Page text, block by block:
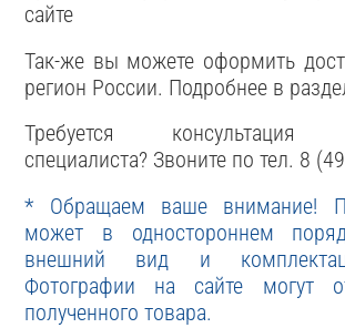
сайте
Так-же вы можете оформить
регион России. Подробнее в
Требуется консультация
специалиста? Звоните по тел. 8
* Обращаем ваше внимание!
может в одностороннем
внешний вид и
Фотографии на сайте могут
полученного товара.